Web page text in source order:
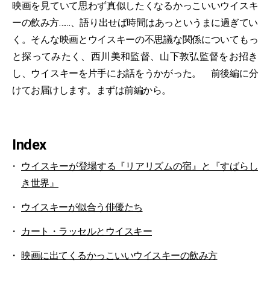
映画を見ていて思わず真似したくなるかっこいいウイスキ
ーの飲み方……、語り出せば時間はあっというまに過ぎてい
く。そんな映画とウイスキーの不思議な関係についてもっ
と探ってみたく、西川美和監督、山下敦弘監督をお招き
し、ウイスキーを片手にお話をうかがった。 前後編に分
けてお届けします。まずは前編から。
Index
ウイスキーが登場する『リアリズムの宿』と『すばらし
き世界』
ウイスキーが似合う俳優たち
カート・ラッセルとウイスキー
映画に出てくるかっこいいウイスキーの飲み方